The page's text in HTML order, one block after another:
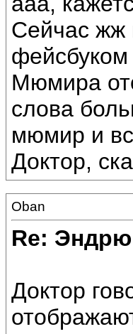
Сейчас жж
фейсбуком
Мюмира
слова
мюмир и
Доктор,
Oban
Re:
Доктор